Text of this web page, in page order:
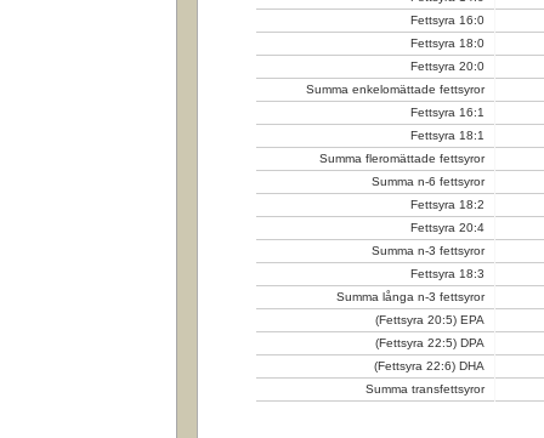
Fettsyra 16:0
Fettsyra 18:0
Fettsyra 20:0
Summa enkelomättade fettsyror
Fettsyra 16:1
Fettsyra 18:1
Summa fleromättade fettsyror
Summa n-6 fettsyror
Fettsyra 18:2
Fettsyra 20:4
Summa n-3 fettsyror
Fettsyra 18:3
Summa långa n-3 fettsyror
(Fettsyra 20:5) EPA
(Fettsyra 22:5) DPA
(Fettsyra 22:6) DHA
Summa transfettsyror